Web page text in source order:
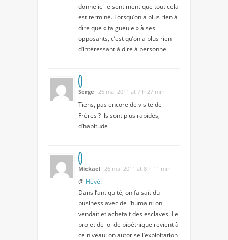
donne ici le sentiment que tout cela
est terminé. Lorsqu’on a plus rien à
dire que « ta gueule » à ses
opposants, c’est qu’on a plus rien
d’intéressant à dire à personne.
Serge 26 mai 2011 at 7 h 27 min
Tiens, pas encore de visite de
Frères ? ils sont plus rapides,
d’habitude
Mickael 26 mai 2011 at 8 h 11 min
@ Hevé:
Dans l’antiquité, on faisait du
business avec de l’humain: on
vendait et achetait des esclaves. Le
projet de loi de bioéthique revient à
ce niveau: on autorise l’exploitation